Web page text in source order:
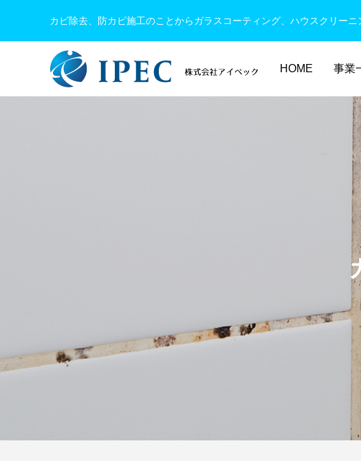
カビ除去、防カビ施工のことからガラスコーティング、ハウスクリー
HOME 事業